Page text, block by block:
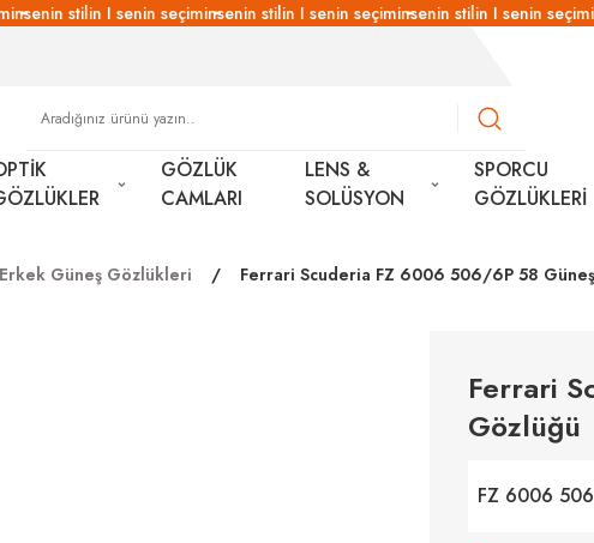
senin stilin I senin seçiminsenin stilin I senin seçiminsenin stilin I senin seçimin
GÖZLÜK
CAMLARI
LENS &
SOLÜSYON
SPORCU
GÖZLÜKLERİ
Erkek Güneş Gözlükleri Ferrari Scuderia FZ 6006 506/6P 58
Ferrari
Gözlüğü
FZ 6006